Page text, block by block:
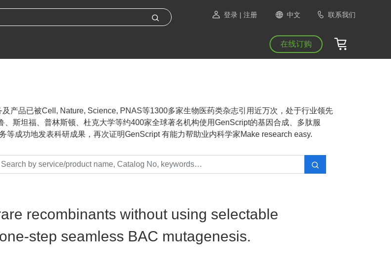
登录 | 注册 中文 联系我们
在线订购
产品已被Cell, Nature, Science, PNAS等1300多家生物医药类杂志引用近万次，处于行业领先
、斯坦福、普林斯顿、杜克大学等约400家全球著名机构使用GenScript的基因合成、多肽服
等成功地发表科研成果，再次证明GenScript 有能力帮助业内科学家Make research easy.
recombinants without using selectable
step seamless BAC mutagenesis.